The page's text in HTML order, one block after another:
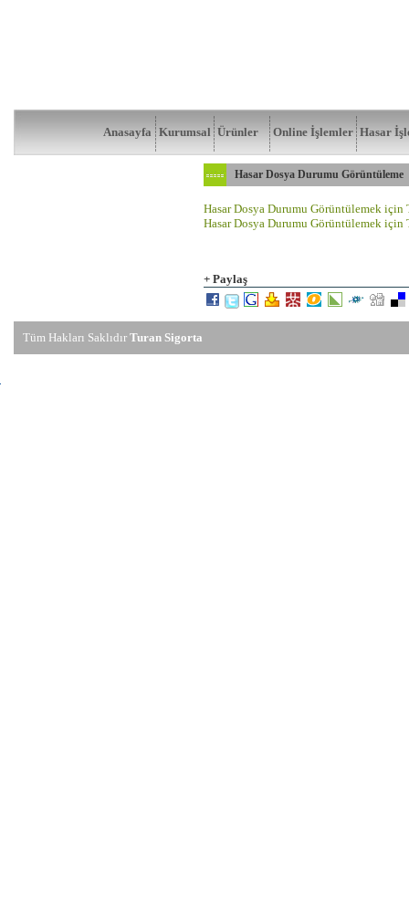
Anasayfa Kurumsal Ürünler Online İşlemler Hasar
Hasar Dosya Durumu Görüntüleme
Hasar Dosya Durumu Görüntülemek için
Hasar Dosya Durumu Görüntülemek için
+ Paylaş
Tüm Hakları Saklıdır Turan Sigorta